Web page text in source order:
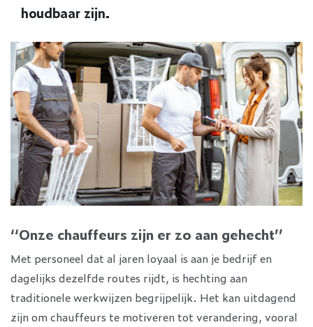
houdbaar zijn.
‘‘Onze chauffeurs zijn er zo aan gehecht’’
Met personeel dat al jaren loyaal is aan je bedrijf en
dagelijks dezelfde routes rijdt, is hechting aan
traditionele werkwijzen begrijpelijk. Het kan uitdagend
zijn om chauffeurs te motiveren tot verandering, vooral